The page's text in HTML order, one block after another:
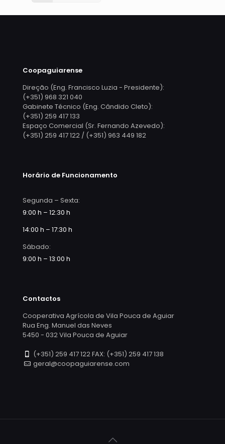
Coopaguiarense
Direção (Eng. Francisco Luzia - Presidente):
(+351) 968 321 040
Gabinete Técnico (Eng. Cândido Cleto):
(+351) 259 417 133
Espaço Comercial (Sr. Fernando Azevedo):
(+351) 259 417 122 / (+351) 963 449 182
Horário de Funcionamento
Segunda – Sexta:
9:00 h – 12:30 h
14:00 h – 17:30 h
Sábado:
9:00 h – 13:00 h
Contactos
Cooperativa Agrícola de Vila Pouca de Aguiar
Rua Eng. Manuel das Neves
5450 - 032 Vila Pouca de Aguiar
(+351) 259 417 122 FAX: (+351) 259 417 138
geral@coopaguiarense.com